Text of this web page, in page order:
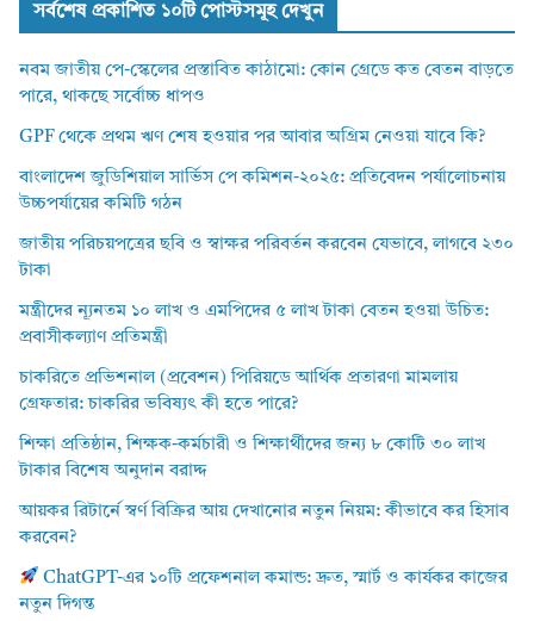
সর্বশেষ প্রকাশিত ১০টি পোস্টসমূহ দেখুন
নবম জাতীয় পে-স্কেলের প্রস্তাবিত কাঠামো: কোন গ্রেডে কত বেতন বাড়তে
পারে, থাকছে সর্বোচ্চ ধাপও
GPF থেকে প্রথম ঋণ শেষ হওয়ার পর আবার অগ্রিম নেওয়া যাবে কি?
বাংলাদেশ জুডিশিয়াল সার্ভিস পে কমিশন-২০২৫: প্রতিবেদন পর্যালোচনায়
উচ্চপর্যায়ের কমিটি গঠন
জাতীয় পরিচয়পত্রের ছবি ও স্বাক্ষর পরিবর্তন করবেন যেভাবে, লাগবে ২৩০
টাকা
মন্ত্রীদের ন্যূনতম ১০ লাখ ও এমপিদের ৫ লাখ টাকা বেতন হওয়া উচিত:
প্রবাসীকল্যাণ প্রতিমন্ত্রী
চাকরিতে প্রভিশনাল (প্রবেশন) পিরিয়ডে আর্থিক প্রতারণা মামলায়
গ্রেফতার: চাকরির ভবিষ্যৎ কী হতে পারে?
শিক্ষা প্রতিষ্ঠান, শিক্ষক-কর্মচারী ও শিক্ষার্থীদের জন্য ৮ কোটি ৩০ লাখ
টাকার বিশেষ অনুদান বরাদ্দ
আয়কর রিটার্নে স্বর্ণ বিক্রির আয় দেখানোর নতুন নিয়ম: কীভাবে কর হিসাব
করবেন?
ChatGPT-এর ১০টি প্রফেশনাল কমান্ড: দ্রুত, স্মার্ট ও কার্যকর কাজের
নতুন দিগন্ত